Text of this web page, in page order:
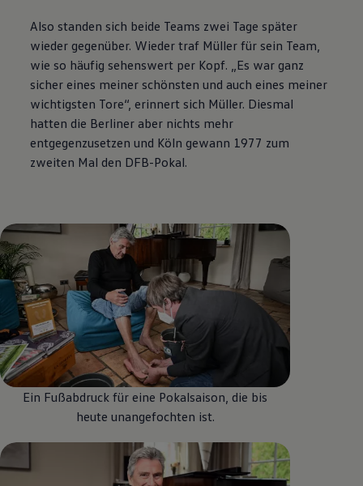
Also standen sich beide Teams zwei Tage später
wieder gegenüber. Wieder traf Müller für sein Team,
wie so häufig sehenswert per Kopf. „Es war ganz
sicher eines meiner schönsten und auch eines meiner
wichtigsten Tore“, erinnert sich Müller. Diesmal
hatten die Berliner aber nichts mehr
entgegenzusetzen und Köln gewann 1977 zum
zweiten Mal den DFB-Pokal.
Ein Fußabdruck für eine Pokalsaison, die bis
heute unangefochten ist.